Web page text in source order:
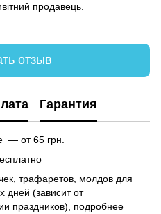
продавець.
отзыв
Гарантия
— от 65 грн.
трафаретов, молдов для
дней (зависит от
праздников), подробнее